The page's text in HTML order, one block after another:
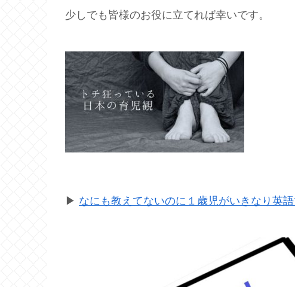
少しでも皆様のお役に立てれば幸いです。
▶ なにも教えてないのに１歳児がいきなり英